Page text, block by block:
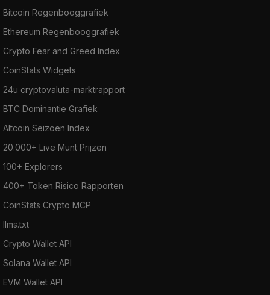
Bitcoin Regenbooggrafiek
Ethereum Regenbooggrafiek
Crypto Fear and Greed Index
CoinStats Widgets
24u cryptovaluta-marktrapport
BTC Dominantie Grafiek
Altcoin Seizoen Index
20.000+ Live Munt Prijzen
100+ Explorers
400+ Token Risico Rapporten
CoinStats Crypto MCP
llms.txt
Crypto Wallet API
Solana Wallet API
EVM Wallet API